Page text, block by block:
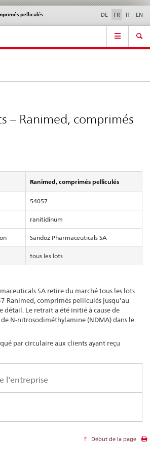
normes
Contact | Support &
aide
pelliculés DE FR IT EN
– Ranimed, comprimés
Ranimed, comprimés pelliculés
54057
ranitidinum
Sandoz Pharmaceuticals SA
tous les lots
SA retire du marché tous les lots
Ranimed, comprimés pelliculés jusqu’au
détail. Le retrait a été initié à cause de
N-nitrosodiméthylamine (NDMA) dans le
par circulaire aux clients ayant reçu
l'entreprise
Début de la page